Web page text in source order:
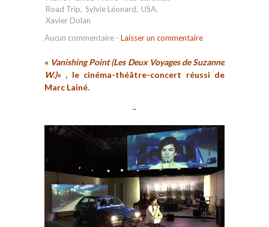
Road Trip, Sylvie Léonard, USA,
Xavier Dolan
Aucun commentaire - Laisser un commentaire
« Vanishing Point (Les Deux Voyages de Suzanne
W.)« , le cinéma-théâtre-concert réussi de
Marc Lainé.
–